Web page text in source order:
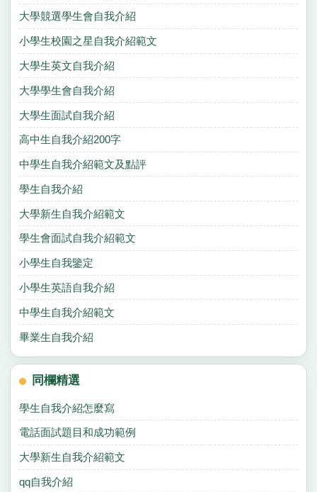
大學競選學生會自我介紹
小學生校園之星自我介紹範文
大學生英文自我介紹
大學學生會自我介紹
大學生面試自我介紹
高中生自我介紹200字
中學生自我介紹範文及點評
學生自我介紹
大學新生自我介紹範文
學生會面試自我介紹範文
小學生自我鑒定
小學生英語自我介紹
中學生自我介紹範文
畢業生自我介紹
同欄精選
學生自我介紹怎麼寫
電話面試題目和成功範例
大學新生自我介紹範文
qq自我介紹